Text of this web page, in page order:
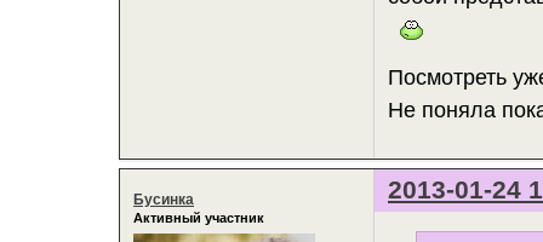
Посмотреть
Не поняла
2013-01-24
Бусинка
Активный участник